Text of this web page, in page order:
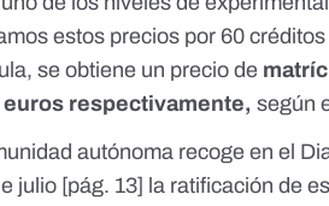
estos precios por 60
se obtiene un precio de
respectivamente, según
autónoma recoge en el
julio [pág. 13] la ratificación de